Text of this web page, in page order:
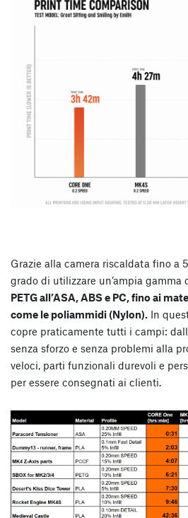
Grazie alla camera riscaldata fino a
grado di utilizzare un’ampia gamma
PETG all’ASA, ABS e PC, fino ai
come le poliammidi (Nylon). In
copre praticamente tutti i campi:
senza sforzo e senza problemi alla
veloci, parti funzionali durevoli e
per essere consegnati ai clienti.